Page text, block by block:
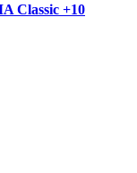
Classic +10